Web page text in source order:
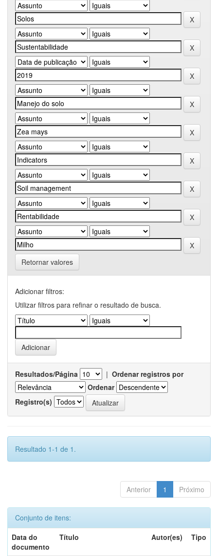
Retornar valores
Adicionar filtros:
Utilizar filtros para refinar o resultado de busca.
Resultados/Página | Ordenar registros por
Ordenar
Registro(s)
Resultado 1-1 de 1.
Anterior 1 Próximo
Conjunto de itens:
Data do
documento
Título Autor(es) Tipo